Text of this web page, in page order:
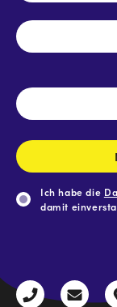
E-
Mail-
Ich habe die
damit
+43